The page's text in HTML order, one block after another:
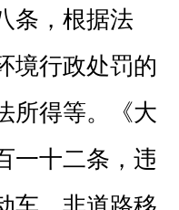
条，根据法
境行政处罚的
所得等。《大
一十二条，违